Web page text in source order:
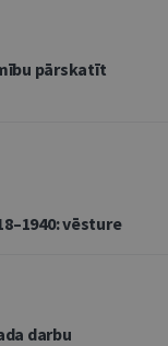
pārskatīt
vēsture
darbu